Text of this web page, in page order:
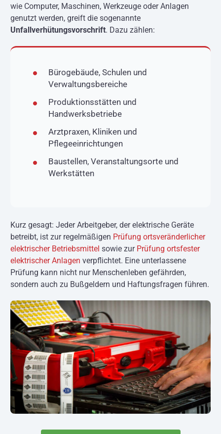
wie Computer, Maschinen, Werkzeuge oder Anlagen
genutzt werden, greift die sogenannte
Unfallverhütungsvorschrift. Dazu zählen:
Bürogebäude, Schulen und
Verwaltungsbereiche
Produktionsstätten und
Handwerksbetriebe
Arztpraxen, Kliniken und
Pflegeeinrichtungen
Baustellen, Veranstaltungsorte und
Werkstätten
Kurz gesagt: Jeder Arbeitgeber, der elektrische Geräte
betreibt, ist zur regelmäßigen Prüfung ortsveränderlicher
elektrischer Betriebsmittel sowie zur Prüfung ortsfester
elektrischer Anlagen verpflichtet. Eine unterlassene
Prüfung kann nicht nur Menschenleben gefährden,
sondern auch zu Bußgeldern und Haftungsfragen führen.